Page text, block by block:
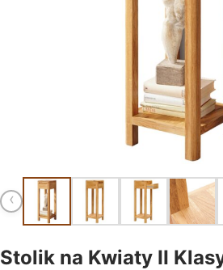
‹
Stolik na Kwiaty II